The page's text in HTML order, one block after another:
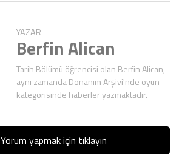
YAZAR
Berfin Alican
Tarih Bölümü öğrencisi olan Berfin Alican,
aynı zamanda Donanım Arşivi'nde oyun
kategorisinde haberler yazmaktadır.
Yorum yapmak için tıklayın